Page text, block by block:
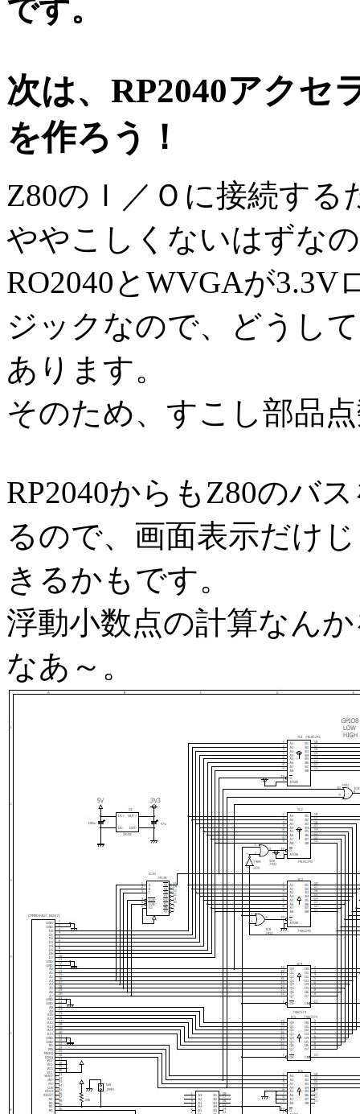
です。
次は、RP2040アクセ
を作ろう！
Z80のＩ／Ｏに接続す
ややこしくないはずな
RO2040とWVGAが3.3V
ジックなので、どうし
あります。
そのため、すこし部品
RP2040からもZ80のバ
るので、画面表示だけ
きるかもです。
浮動小数点の計算なん
なあ～。